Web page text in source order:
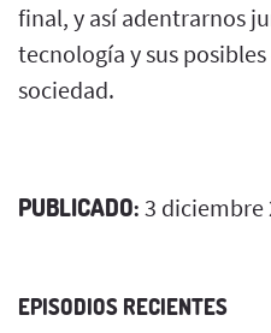
final, y así adentrarnos
tecnología y sus
sociedad.
PUBLICADO: 3 diciembre
EPISODIOS RECIENTES